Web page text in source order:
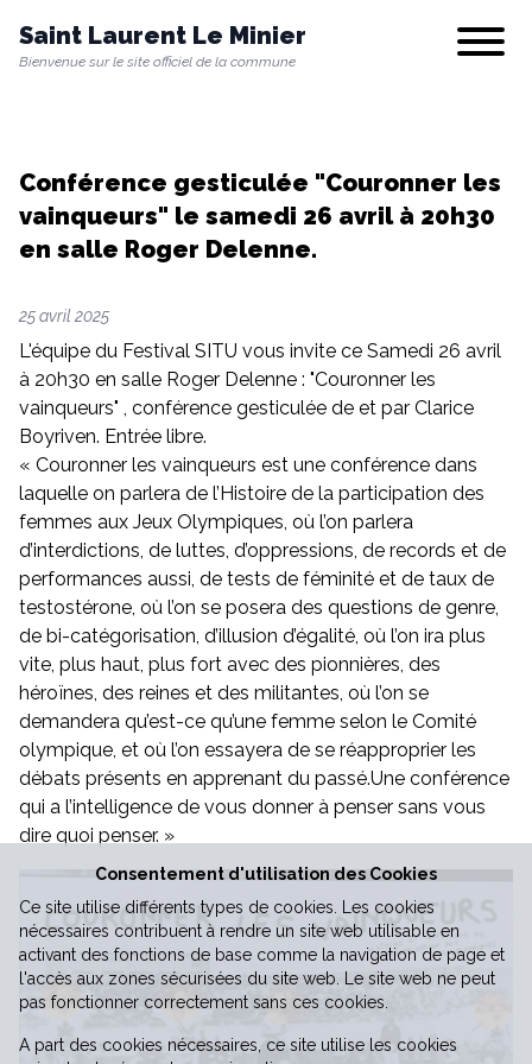
Saint Laurent Le Minier
Bienvenue sur le site officiel de la commune
Show/
Vie municipale
Vie quotidienne
Culture & Loisirs
Environnement
Vie économique
Conférence gesticulée "Couronner les
vainqueurs" le samedi 26 avril à 20h30
en salle Roger Delenne.
25 avril 2025
L'équipe du Festival SITU vous invite ce Samedi 26 avril
à 20h30 en salle Roger Delenne : "Couronner les
vainqueurs" , conférence gesticulée de et par Clarice
Boyriven. Entrée libre.
« Couronner les vainqueurs est une conférence dans
laquelle on parlera de l’Histoire de la participation des
femmes aux Jeux Olympiques, où l’on parlera
d’interdictions, de luttes, d’oppressions, de records et de
performances aussi, de tests de féminité et de taux de
testostérone, où l’on se posera des questions de genre,
de bi-catégorisation, d’illusion d’égalité, où l’on ira plus
vite, plus haut, plus fort avec des pionnières, des
héroïnes, des reines et des militantes, où l’on se
demandera qu’est-ce qu’une femme selon le Comité
olympique, et où l’on essayera de se réapproprier les
débats présents en apprenant du passé.Une conférence
qui a l’intelligence de vous donner à penser sans vous
dire quoi penser. »
Consentement d'utilisation des Cookies
Ce site utilise différents types de cookies. Les cookies
nécessaires contribuent à rendre un site web utilisable en
activant des fonctions de base comme la navigation de page et
l'accès aux zones sécurisées du site web. Le site web ne peut
pas fonctionner correctement sans ces cookies.
A part des cookies nécessaires, ce site utilise les cookies